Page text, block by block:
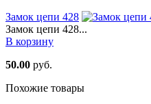
Замок цепи 428
Замок цепи 428...
В корзину
50.00 руб.
Похожие товары